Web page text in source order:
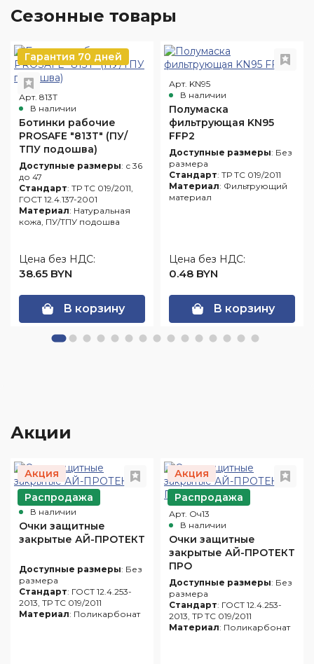
Сезонные товары
Гарантия 70 дней
Арт. 813Т
В наличии
Ботинки рабочие
PROSAFE "813Т" (ПУ/
ТПУ подошва)
Доступные размеры: с 36
до 47
Стандарт: ТР ТС 019/2011,
ГОСТ 12.4.137-2001
Материал: Натуральная
кожа, ПУ/ТПУ подошва
Цена без НДС:
38.65 BYN
В корзину
Арт. KN95
В наличии
Полумаска
фильтрующая KN95
FFP2
Доступные размеры: Без
размера
Стандарт: ТР ТС 019/2011
Материал: Фильтрующий
материал
Цена без НДС:
0.48 BYN
В корзину
Акции
Акция
Распродажа
Арт. Оч10
В наличии
Очки защитные
закрытые АЙ-ПРОТЕКТ
Доступные размеры: Без
размера
Стандарт: ГОСТ 12.4.253-
2013, ТР ТС 019/2011
Материал: Поликарбонат
Акция
Распродажа
Арт. Оч13
В наличии
Очки защитные
закрытые АЙ-ПРОТЕКТ
ПРО
Доступные размеры: Без
размера
Стандарт: ГОСТ 12.4.253-
2013, ТР ТС 019/2011
Материал: Поликарбонат